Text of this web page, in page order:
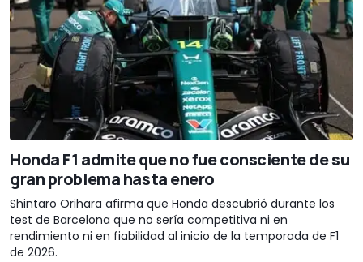
Honda F1 admite que no fue consciente de su
gran problema hasta enero
Shintaro Orihara afirma que Honda descubrió durante los
test de Barcelona que no sería competitiva ni en
rendimiento ni en fiabilidad al inicio de la temporada de F1
de 2026.